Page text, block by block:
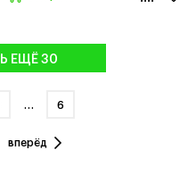
ЕЩЁ 30
… 6
вперёд